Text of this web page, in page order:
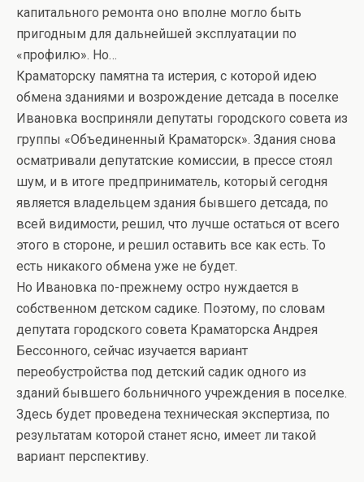
капитального ремонта оно вполне могло быть
пригодным для дальнейшей эксплуатации по
«профилю». Но…
Краматорску памятна та истерия, с которой идею
обмена зданиями и возрождение детсада в поселке
Ивановка восприняли депутаты городского совета из
группы «Объединенный Краматорск». Здания снова
осматривали депутатские комиссии, в прессе стоял
шум, и в итоге предприниматель, который сегодня
является владельцем здания бывшего детсада, по
всей видимости, решил, что лучше остаться от всего
этого в стороне, и решил оставить все как есть. То
есть никакого обмена уже не будет.
Но Ивановка по-прежнему остро нуждается в
собственном детском садике. Поэтому, по словам
депутата городского совета Краматорска Андрея
Бессонного, сейчас изучается вариант
переобустройства под детский садик одного из
зданий бывшего больничного учреждения в поселке.
Здесь будет проведена техническая экспертиза, по
результатам которой станет ясно, имеет ли такой
вариант перспективу.